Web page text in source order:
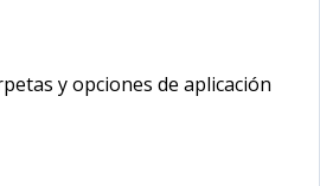
y opciones de aplicación